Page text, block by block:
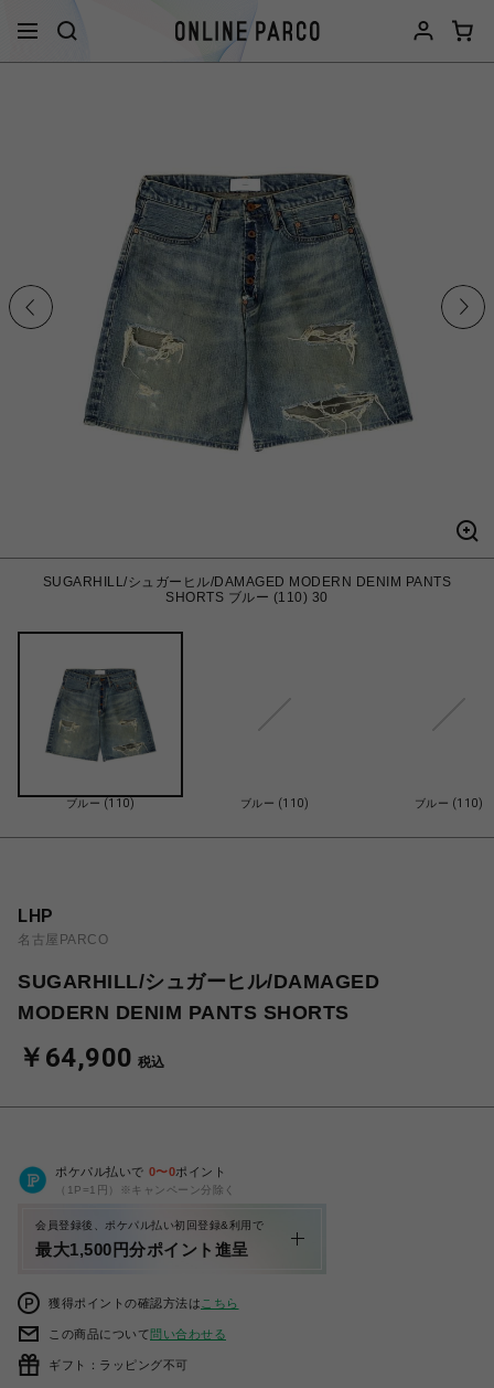
SUGARHILL/シュガーヒル/DAMAGED MODERN DENIM PANTS
SHORTS ブルー (110) 30
ブルー (110) ブルー (110) ブルー (110)
LHP
名古屋PARCO
SUGARHILL/シュガーヒル/DAMAGED
MODERN DENIM PANTS SHORTS
￥64,900 税込
ポケパル払いで 0〜0ポイント
（1P=1円）※キャンペーン分除く
会員登録後、ポケパル払い初回登録&利用で
最大1,500円分ポイント進呈
獲得ポイントの確認方法は こちら
この商品について問い合わせる
ギフト：ラッピング不可